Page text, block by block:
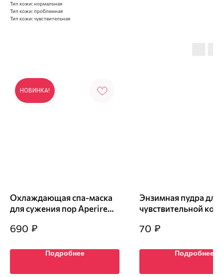
Тип кожи: нормальная
Тип кожи: проблемная
Тип кожи: чувствительная
НОВИНКА!
Охлаждающая cпа-маска
для сужения пор Aperire
Mask 20 гр
690 ₽
Подробнее
Энзимная пудра для
чувствительной
Calming Powder
70 ₽
Подробнее